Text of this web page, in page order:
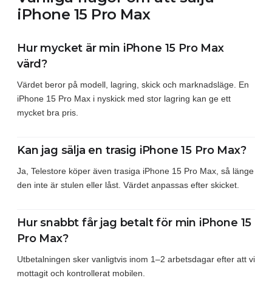
iPhone 15 Pro Max
Hur mycket är min iPhone 15 Pro Max
värd?
Värdet beror på modell, lagring, skick och marknadsläge. En
iPhone 15 Pro Max i nyskick med stor lagring kan ge ett
mycket bra pris.
Kan jag sälja en trasig iPhone 15 Pro Max?
Ja, Telestore köper även trasiga iPhone 15 Pro Max, så länge
den inte är stulen eller låst. Värdet anpassas efter skicket.
Hur snabbt får jag betalt för min iPhone 15
Pro Max?
Utbetalningen sker vanligtvis inom 1–2 arbetsdagar efter att vi
mottagit och kontrollerat mobilen.